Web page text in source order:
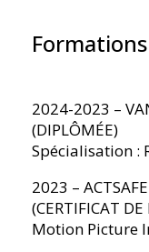
Formations
2024-2023 –
(DIPLÔMÉE)
Spécialisation :
2023 –
(CERTIFICAT DE
Motion Picture